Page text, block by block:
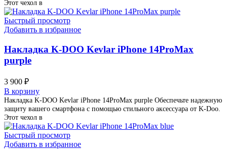
Этот чехол в
Быстрый просмотр
Добавить в избранное
Накладка K-DOO Kevlar iPhone 14ProMax
purple
3 900 ₽
В корзину
Накладка K-DOO Kevlar iPhone 14ProMax purple Обеспечьте надежную
защиту вашего смартфона с помощью стильного аксессуара от K-Doo.
Этот чехол в
Быстрый просмотр
Добавить в избранное